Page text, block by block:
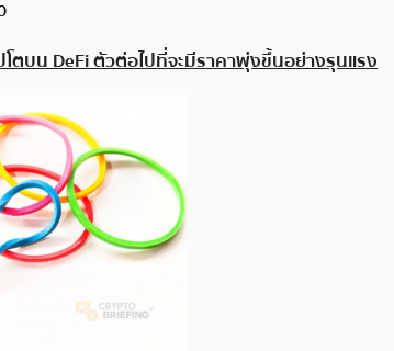
บน DeFi ตัวต่อไปที่จะมีราคาพุ่งขึ้นอย่างรุนแรง